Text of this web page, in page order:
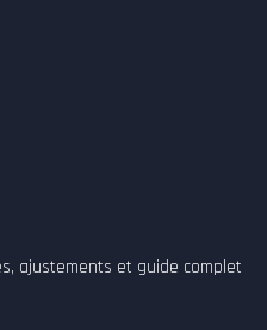
ajustements et guide complet